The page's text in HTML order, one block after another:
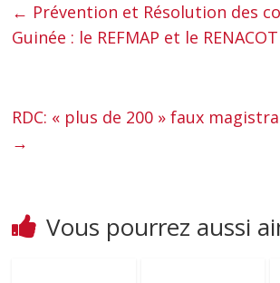
← Prévention et Résolution des
Guinée : le REFMAP et le
RDC: « plus de 200 » faux
→
Vous pourrez aussi